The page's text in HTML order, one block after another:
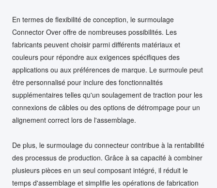
En termes de flexibilité de conception, le surmoulage
Connector Over offre de nombreuses possibilités. Les
fabricants peuvent choisir parmi différents matériaux et
couleurs pour répondre aux exigences spécifiques des
applications ou aux préférences de marque. Le surmoule peut
être personnalisé pour inclure des fonctionnalités
supplémentaires telles qu'un soulagement de traction pour les
connexions de câbles ou des options de détrompage pour un
alignement correct lors de l'assemblage.
De plus, le surmoulage du connecteur contribue à la rentabilité
des processus de production. Grâce à sa capacité à combiner
plusieurs pièces en un seul composant intégré, il réduit le
temps d'assemblage et simplifie les opérations de fabrication